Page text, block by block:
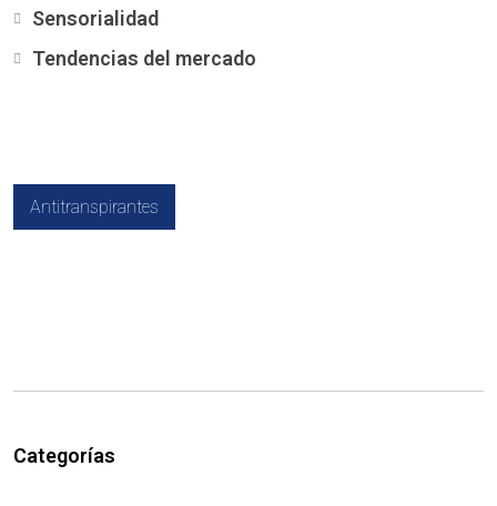
Sensorialidad
Tendencias del mercado
Antitranspirantes
Categorías